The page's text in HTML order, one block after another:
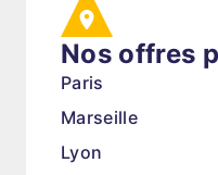
Nos offres
Paris
Marseille
Lyon